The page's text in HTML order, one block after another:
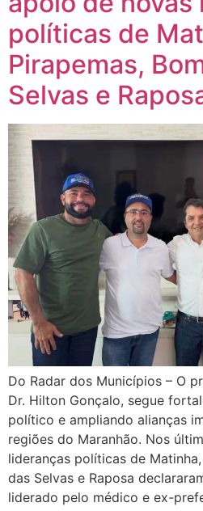
políticas de
Pirapemas,
Selvas e
Do Radar dos Municípios – O
Dr. Hilton Gonçalo, segue
político e ampliando alianças
regiões do Maranhão. Nos
lideranças políticas de
das Selvas e Raposa
liderado pelo médico e ex-